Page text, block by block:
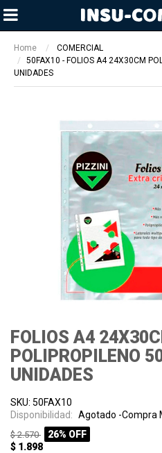
Home
COMERCIAL
50FAX10 - FOLIOS A4 24X30CM
UNIDADES
FOLIOS A4
POLIPROPILENO
UNIDADES
SKU: 50FAX10
Disponibilidad: Agotado -Compra
$ 2.570
26% OFF
$ 1.898